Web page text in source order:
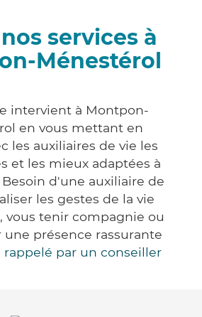
services à
Ménestérol
intervient à Montpon-
en vous mettant en
les auxiliaires de vie les
et les mieux adaptées à
Besoin d'une auxiliaire de
les gestes de la vie
vous tenir compagnie ou
présence rassurante
rappelé par un conseiller